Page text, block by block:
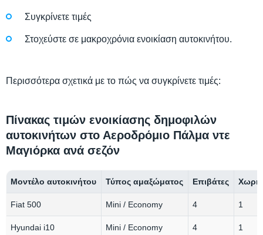
Συγκρίνετε τιμές
Στοχεύστε σε μακροχρόνια ενοικίαση αυτοκινήτου.
Περισσότερα σχετικά με το πώς να συγκρίνετε τιμές:
Πίνακας τιμών ενοικίασης δημοφιλών
αυτοκινήτων στο Αεροδρόμιο Πάλμα ντε
Μαγιόρκα ανά σεζόν
Μοντέλο αυτοκινήτου Τύπος αμαξώματος Επιβάτες
Fiat 500 Mini / Economy 4 1
Hyundai i10 Mini / Economy 4 1